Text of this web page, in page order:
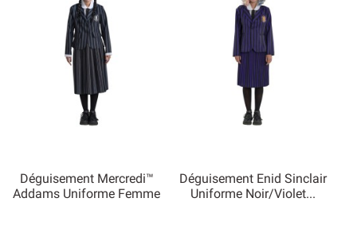
Déguisement Mercredi™
Addams Uniforme Femme
Déguisement Enid Sinclair
Uniforme Noir/violet...